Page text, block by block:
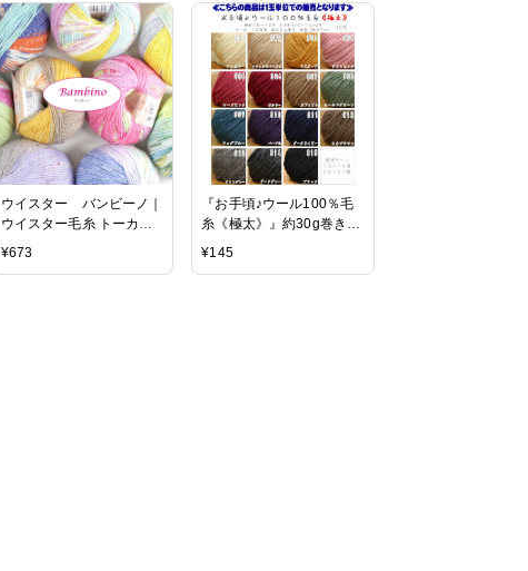
ウイスター バンビーノ｜
ウイスター毛糸 トーカイ
並太
¥673
『お手頃♪ウール100％毛
糸《極太》』約30g巻き
糸長（約37m）
¥145